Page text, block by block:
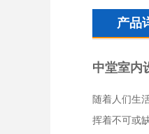
产品
中堂室内
随着人们生
挥着不可或